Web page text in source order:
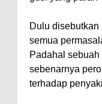
Dulu
semua
Padahal
sebenarnya
terhadap